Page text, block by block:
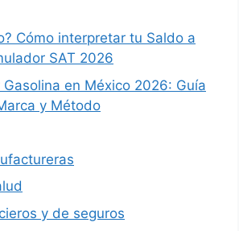
Cómo interpretar tu Saldo a
SAT 2026
en México 2026: Guía
y Método
y de seguros